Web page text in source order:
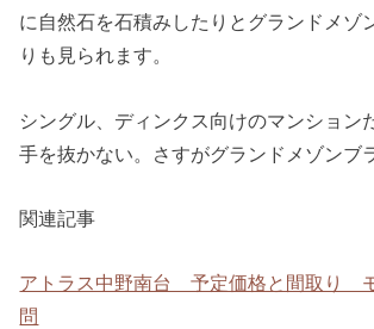
に自然石を石積みしたりとグランドメゾ
りも見られます。
シングル、ディンクス向けのマンション
手を抜かない。さすがグランドメゾンブ
関連記事
アトラス中野南台 予定価格と間取り
問